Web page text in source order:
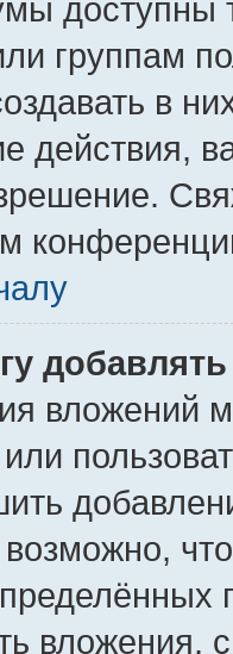
доступны
группам
в
действия,
вложений
вложения,